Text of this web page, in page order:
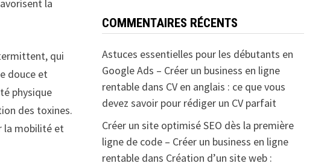
la
qui
douce et
physique
des toxines.
la mobilité et
COMMENTAIRES RÉCENTS
Astuces essentielles pour les débutants en
Google Ads – Créer un business en ligne
rentabledans CV en anglais : ce que vous
devez savoir pour rédiger un CV parfait
Créer un site optimisé SEO dès la première
ligne de code – Créer un business en ligne
rentabledans Création d’un site web :